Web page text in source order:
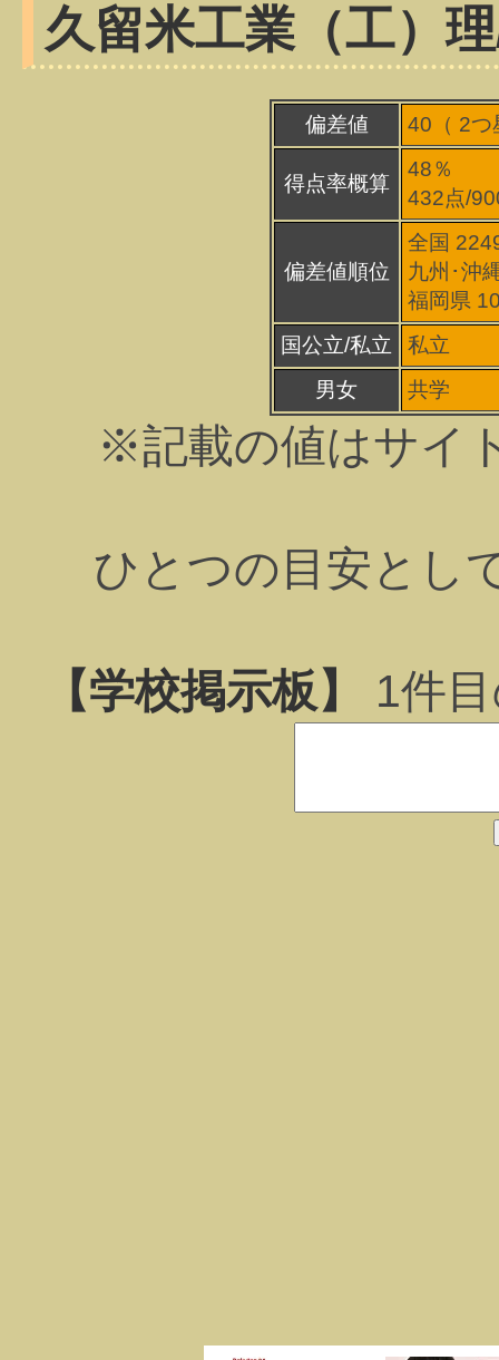
久留米工業（工）
偏差値 40（ 2つ
得点率概算
48％
432点/
偏差値順位
全国
九州･沖
福岡県
国公立/私立
私立
男女
共学
※記載の値はサイ
ひとつの目安とし
【学校掲示板】 1件